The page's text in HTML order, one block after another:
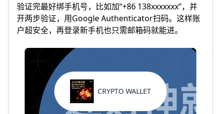
验证完最好绑手机号，比如加“+86 138xxxxxxx”，并
开两步验证，用Google Authenticator扫码。这样账
户超安全，再登录新手机也只需邮箱码就能进。
CRYPTO WALLET